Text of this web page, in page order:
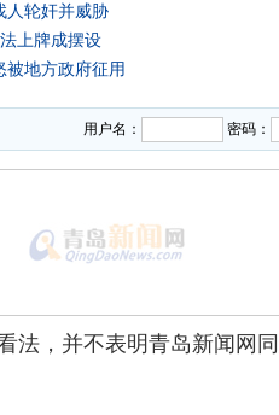
人轮奸并威胁
上牌成摆设
地方政府征用
用户名： 密码：
法，并不表明青岛新闻网